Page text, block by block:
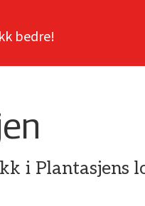
bedre!
i Plantasjens